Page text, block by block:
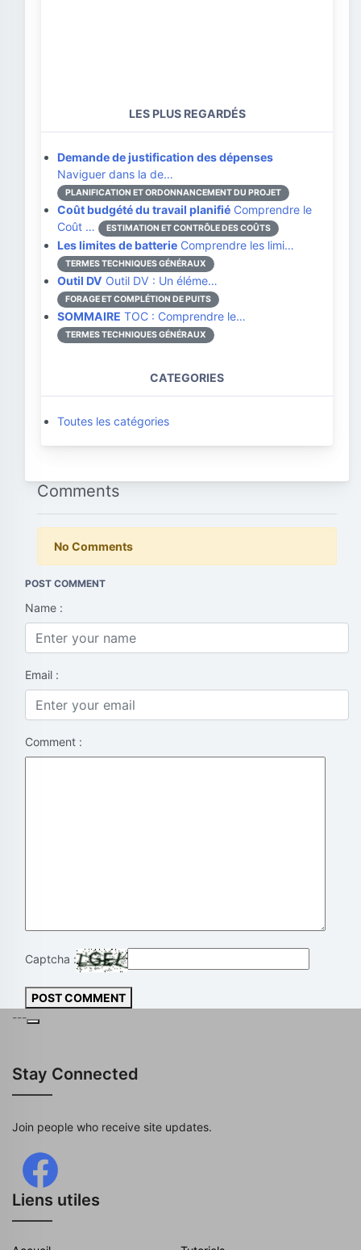
LES PLUS REGARDÉS
Demande de justification des dépenses
Naviguer dans la de…
PLANIFICATION ET ORDONNANCEMENT DU PROJET
Coût budgété du travail planifié Comprendre le
Coût …
ESTIMATION ET CONTRÔLE DES COÛTS
Les limites de batterie Comprendre les limi…
TERMES TECHNIQUES GÉNÉRAUX
Outil DV Outil DV : Un éléme…
FORAGE ET COMPLÉTION DE PUITS
SOMMAIRE TOC : Comprendre le…
TERMES TECHNIQUES GÉNÉRAUX
CATEGORIES
Toutes les catégories
Comments
No Comments
POST COMMENT
Name :
Email :
Comment :
Captcha :
POST COMMENT
---
Stay Connected
Join people who receive site updates.
Liens utiles